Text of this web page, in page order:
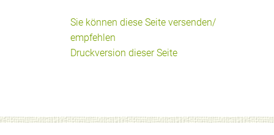
Sie können diese Seite versenden/
empfehlen
Druckversion dieser Seite